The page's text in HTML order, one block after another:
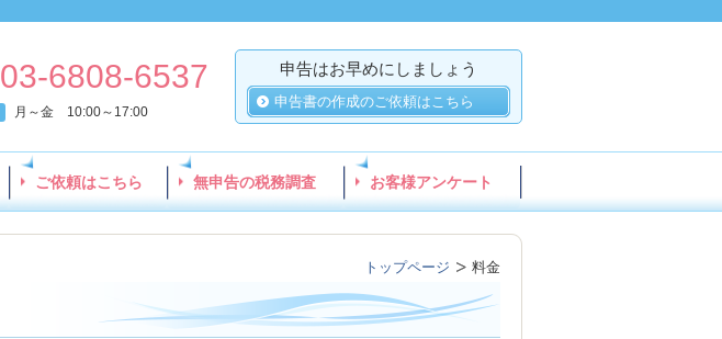
03-6808-6537
月～金 10:00～17:00
申告はお早めにしましょう
申告書の作成のご依頼はこちら
ご依頼はこちら 無申告の税務調査 お客様アンケート
トップページ 料金